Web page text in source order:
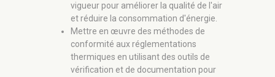
vigueur pour améliorer la qualité de l'air
et réduire la consommation d'énergie.
Mettre en œuvre des méthodes de
conformité aux réglementations
thermiques en utilisant des outils de
vérification et de documentation pour